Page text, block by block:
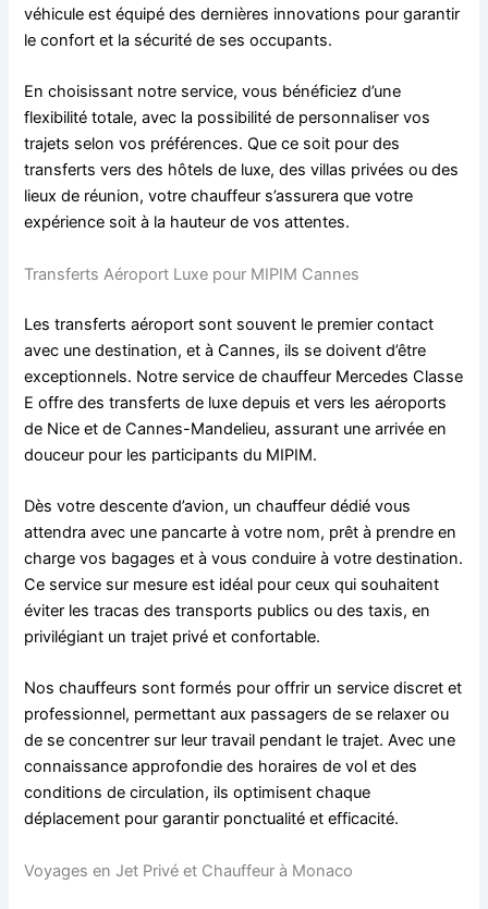
véhicule est équipé des dernières innovations pour garantir
le confort et la sécurité de ses occupants.
En choisissant notre service, vous bénéficiez d’une
flexibilité totale, avec la possibilité de personnaliser vos
trajets selon vos préférences. Que ce soit pour des
transferts vers des hôtels de luxe, des villas privées ou des
lieux de réunion, votre chauffeur s’assurera que votre
expérience soit à la hauteur de vos attentes.
Transferts Aéroport Luxe pour MIPIM Cannes
Les transferts aéroport sont souvent le premier contact
avec une destination, et à Cannes, ils se doivent d’être
exceptionnels. Notre service de chauffeur Mercedes Classe
E offre des transferts de luxe depuis et vers les aéroports
de Nice et de Cannes-Mandelieu, assurant une arrivée en
douceur pour les participants du MIPIM.
Dès votre descente d’avion, un chauffeur dédié vous
attendra avec une pancarte à votre nom, prêt à prendre en
charge vos bagages et à vous conduire à votre destination.
Ce service sur mesure est idéal pour ceux qui souhaitent
éviter les tracas des transports publics ou des taxis, en
privilégiant un trajet privé et confortable.
Nos chauffeurs sont formés pour offrir un service discret et
professionnel, permettant aux passagers de se relaxer ou
de se concentrer sur leur travail pendant le trajet. Avec une
connaissance approfondie des horaires de vol et des
conditions de circulation, ils optimisent chaque
déplacement pour garantir ponctualité et efficacité.
Voyages en Jet Privé et Chauffeur à Monaco